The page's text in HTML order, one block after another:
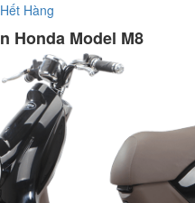
Hết Hàng
Honda Model M8